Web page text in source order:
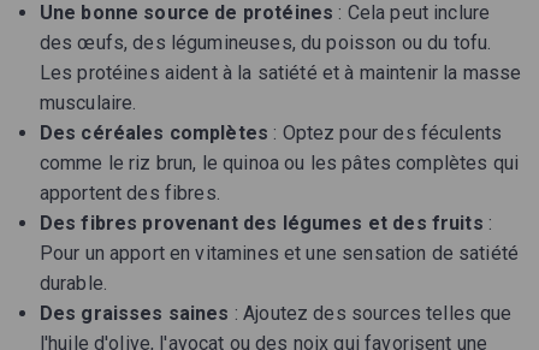
Une bonne source de protéines : Cela peut inclure
des œufs, des légumineuses, du poisson ou du tofu.
Les protéines aident à la satiété et à maintenir la masse
musculaire.
Des céréales complètes : Optez pour des féculents
comme le riz brun, le quinoa ou les pâtes complètes qui
apportent des fibres.
Des fibres provenant des légumes et des fruits :
Pour un apport en vitamines et une sensation de satiété
durable.
Des graisses saines : Ajoutez des sources telles que
l'huile d'olive, l'avocat ou des noix qui favorisent une